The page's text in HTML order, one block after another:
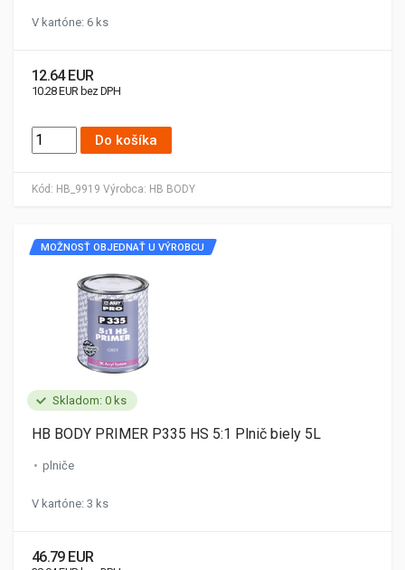
Kód: HB_9919 Výrobca: HB BODY
V kartóne: 6 ks
12.64 EUR
10.28 EUR bez DPH
Do košíka
Skladom: 0 ks
MOŽNOSŤ OBJEDNAŤ U VÝROBCU
HB BODY PRIMER P335 HS 5:1 Plnič biely 5L
plniče
V kartóne: 3 ks
46.79 EUR